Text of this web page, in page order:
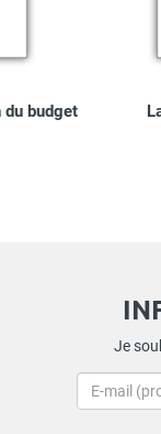
du budget
Je